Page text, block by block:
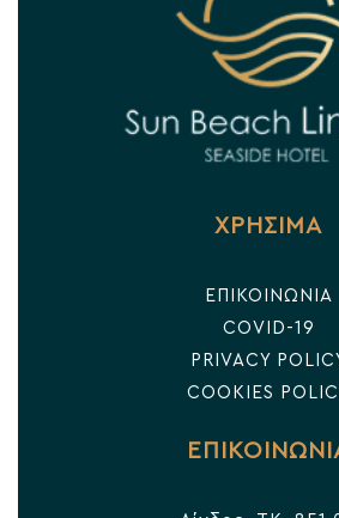
ΧΡΗΣΙΜΑ
ΕΠΙΚΟΙΝΩΝΙΑ
COVID-19
PRIVACY
COOKIES